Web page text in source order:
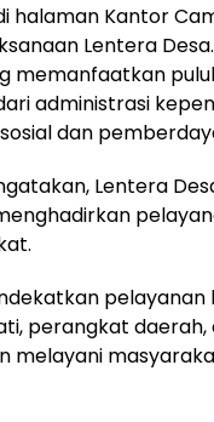
Kantor
Lentera
memanfaatkan
administrasi
dan
Lentera
perangkat